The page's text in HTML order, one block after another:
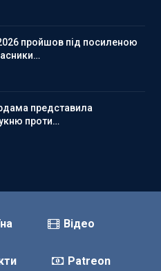
пройшов під посиленою
представила
проти…
Відео
Patreon